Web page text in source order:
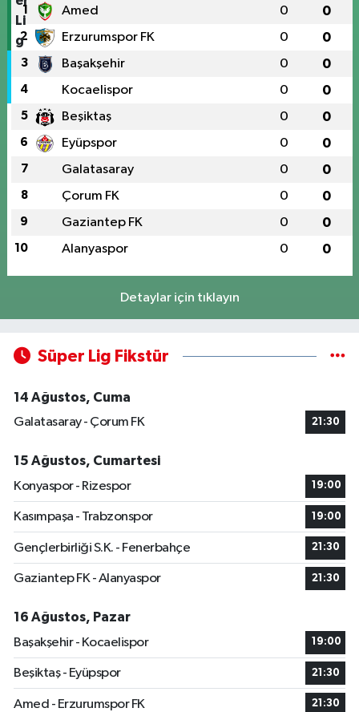
1 Amed 0 0
2 Erzurumspor FK 0 0
3 Başakşehir 0 0
4 Kocaelispor 0 0
5 Beşiktaş 0 0
6 Eyüpspor 0 0
7 Galatasaray 0 0
8 Çorum FK 0 0
9 Gaziantep FK 0 0
10 Alanyaspor 0 0
Detaylar için tıklayın
Süper Lig Fikstür
14 Ağustos, Cuma
Galatasaray - Çorum FK
21:30
15 Ağustos, Cumartesi
Konyaspor - Rizespor
19:00
Kasımpaşa - Trabzonspor 19:00
Gençlerbirliği S.K. - Fenerbahçe 21:30
Gaziantep FK - Alanyaspor 21:30
16 Ağustos, Pazar
Başakşehir - Kocaelispor
19:00
Beşiktaş - Eyüpspor 21:30
Amed - Erzurumspor FK 21:30